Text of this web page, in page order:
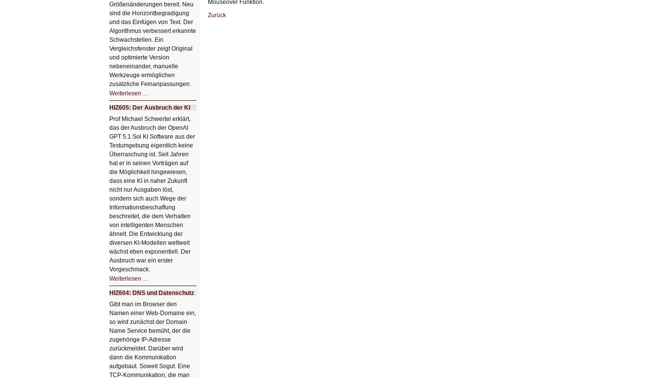
Mouseover Funktion.
Zurück
Größenänderungen bereit. Neu
sind die Horizontbegradigung
und das Einfügen von Text. Der
Algorithmus verbessert erkannte
Schwachstellen. Ein
Vergleichsfenster zeigt Original
und optimierte Version
nebeneinander, manuelle
Werkzeuge ermöglichen
zusätzliche Feinanpassungen.
Weiterlesen …
Bildverschönerung
mit
einem
Klick
HIZ606:
Bildverschönerung
mit
einem
Klick
HIZ605: Der Ausbruch der KI
Prof Michael Schwertel erklärt,
das der Ausbruch der OpenAI
GPT 5.1 Sol KI Software aus der
Testumgebung eigentlich keine
Überraschung ist. Seit Jahren
hat er in seinen Vorträgen auf
die Möglichkeit hingewiesen,
dass eine KI in naher Zukunft
nicht nur Ausgaben löst,
sondern sich auch Wege der
Informationsbeschaffung
beschreitet, die dem Verhalten
von intelligenten Menschen
ähnelt. Die Entwicklung der
diversen KI-Modellen weltweit
wächst eben exponentiell. Der
Ausbruch war ein erster
Vorgeschmack.
Weiterlesen …
Der
Ausbruch
der
KI
HIZ604: DNS und Datenschutz
Gibt man im Browser den
Namen einer Web-Domaine ein,
so wird zunächst der Domain
Name Service bemüht, der die
zugehörige IP-Adresse
zurückmeldet. Darüber wird
dann die Kommunikation
aufgebaut. Soweit Sogut. Eine
TCP-Kommunikation, die man